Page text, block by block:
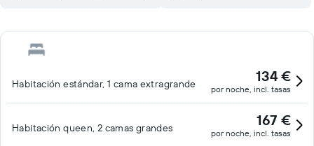
Habitación estándar, 1 cama extragrande 134 €
por noche, incl. tasas
Habitación queen, 2 camas grandes 167 €
por noche, incl. tasas